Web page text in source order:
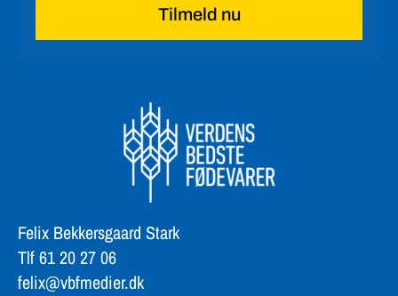
Tilmeld nu
Felix Bekkersgaard Stark
Tlf 61 20 27 06
felix@vbfmedier.dk